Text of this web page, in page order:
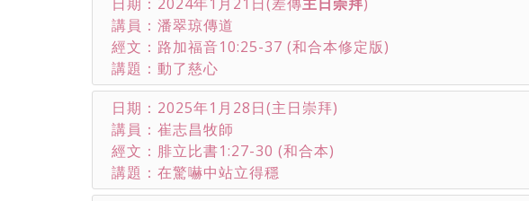
講員：潘翠琼傳道
經文：路加福音10:25-37 (和合本修定版)
講題：動了慈心
日期：2025年1月28日(主日崇拜)
講員：崔志昌牧師
經文：腓立比書1:27-30 (和合本)
講題：在驚嚇中站立得穩